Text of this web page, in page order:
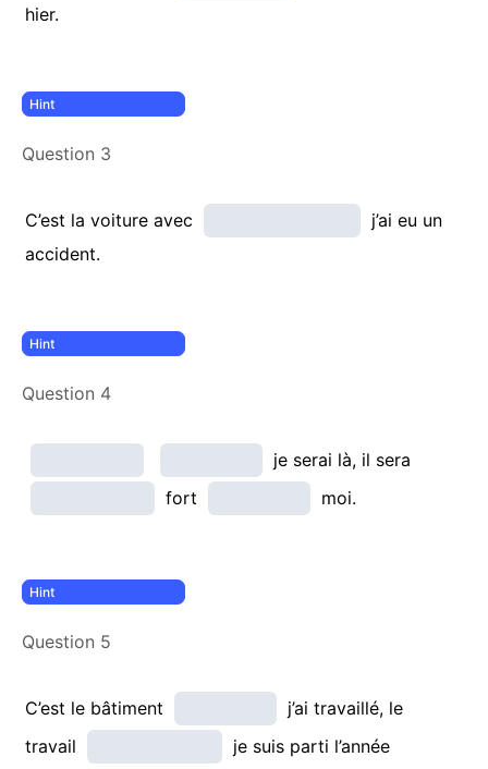
hier.
Question 3
C’est la voiture avec
j’ai eu un
accident.
Question 4
je serai là, il sera
fort
moi.
Question 5
C’est le bâtiment
j’ai travaillé, le
travail
je suis parti l’année